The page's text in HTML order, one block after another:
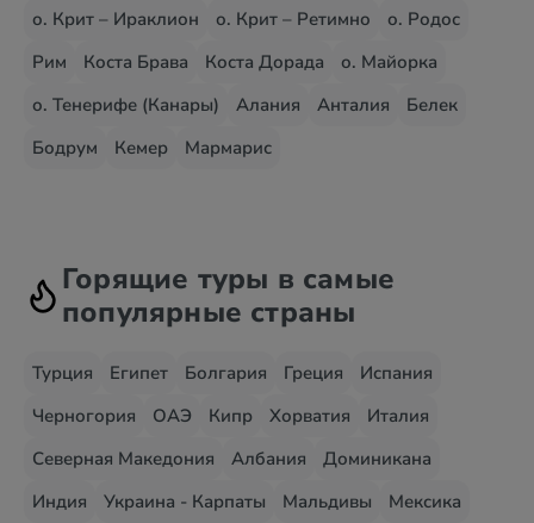
о. Крит – Ираклион
о. Крит – Ретимно
о. Родос
Рим
Коста Брава Коста Дорада
о. Майорка
о. Тенерифе (Канары)
Алания Анталия
Белек
Бодрум
Кемер Мармарис
Горящие туры в самые
популярные страны
Турция Египет Болгария Греция
Испания
Черногория
ОАЭ Кипр Хорватия
Италия
Северная Македония
Албания
Доминикана
Индия
Украина - Карпаты Мальдивы
Мексика